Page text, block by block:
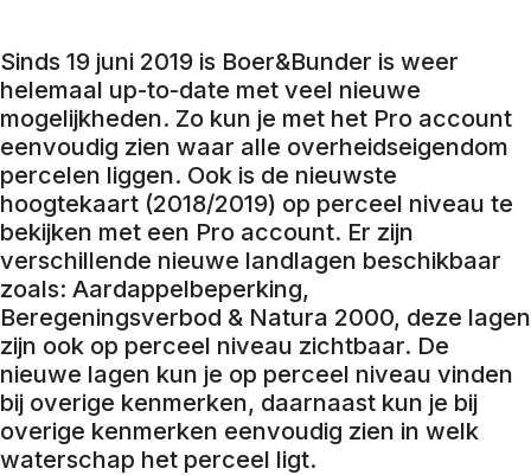
Sinds 19 juni 2019 is Boer&Bunder is weer
helemaal up-to-date met veel nieuwe
mogelijkheden. Zo kun je met het Pro account
eenvoudig zien waar alle overheidseigendom
percelen liggen. Ook is de nieuwste
hoogtekaart (2018/2019) op perceel niveau te
bekijken met een Pro account. Er zijn
verschillende nieuwe landlagen beschikbaar
zoals: Aardappelbeperking,
Beregeningsverbod & Natura 2000, deze lagen
zijn ook op perceel niveau zichtbaar. De
nieuwe lagen kun je op perceel niveau vinden
bij overige kenmerken, daarnaast kun je bij
overige kenmerken eenvoudig zien in welk
waterschap het perceel ligt.